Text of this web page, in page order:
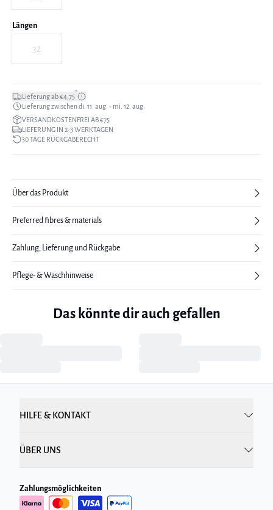
Längen
32
Lieferung ab €4,75*
Lieferung zwischen di. 11. aug. - mi. 12. aug.
VERSANDKOSTENFREI AB €75
LIEFERUNG IN 2-3 WERKTAGEN
30 TAGE RÜCKGABERECHT
Über das Produkt
Preferred fibres & materials
Zahlung, Lieferung und Rückgabe
Pflege- & Waschhinweise
Das könnte dir auch gefallen
HILFE & KONTAKT
ÜBER UNS
Zahlungsmöglichkeiten